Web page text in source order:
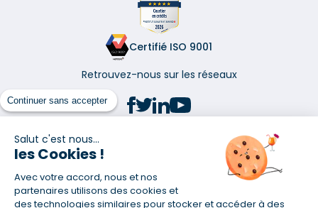
Continuer sans accepter
Salut c'est nous...
les Cookies !
Avec votre accord, nous et nos
partenaires utilisons des cookies et
des technologies similaires pour stocker et accéder à des
Certifié ISO 9001
Retrouvez-nous sur les réseaux
(1) Taux fixe national hors assurance et selon votre profil
(2) Économie de 65 % pour l'assurance d'un prêt amortissable de 330
457,23 € à 0,90 % sur 19,5 ans, accordé à un salarié non cadre assuré à
100 % (décès, PTIA, IPP, ITT, IPP) âgé de 36 ans fumeur et une personne